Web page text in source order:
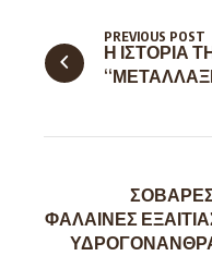
Η ΙΣΤΟΡΙΑ
PREVIOUS POST
ΣΟΒΑΡΕΣ
ΦΑΛΑΙΝΕΣ